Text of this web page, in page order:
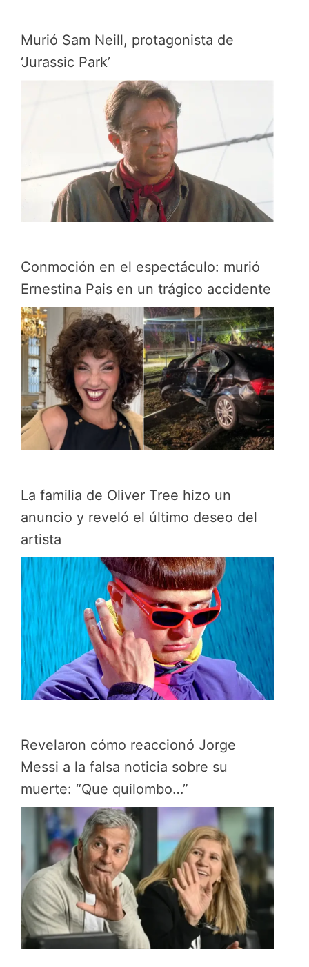
Murió Sam Neill, protagonista de
‘Jurassic Park’
Conmoción en el espectáculo: murió
Ernestina Pais en un trágico accidente
La familia de Oliver Tree hizo un
anuncio y reveló el último deseo del
artista
Revelaron cómo reaccionó Jorge
Messi a la falsa noticia sobre su
muerte: “Que quilombo…”